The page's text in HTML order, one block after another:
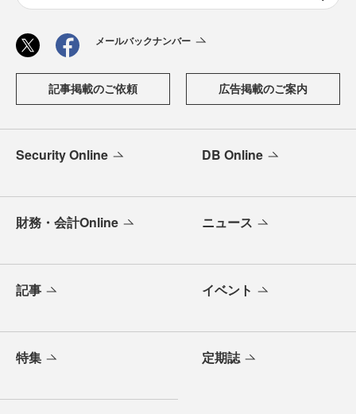
メールバックナンバー
記事掲載のご依頼 広告掲載のご案内
Security Online DB Online
財務・会計Online ニュース
記事 イベント
特集 定期誌